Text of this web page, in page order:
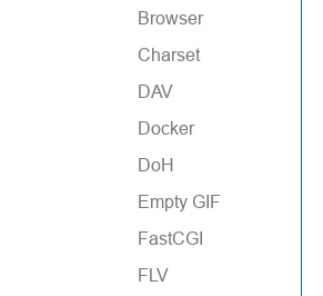
Browser
Charset
DAV
Docker
DoH
Empty GIF
FastCGI
FLV